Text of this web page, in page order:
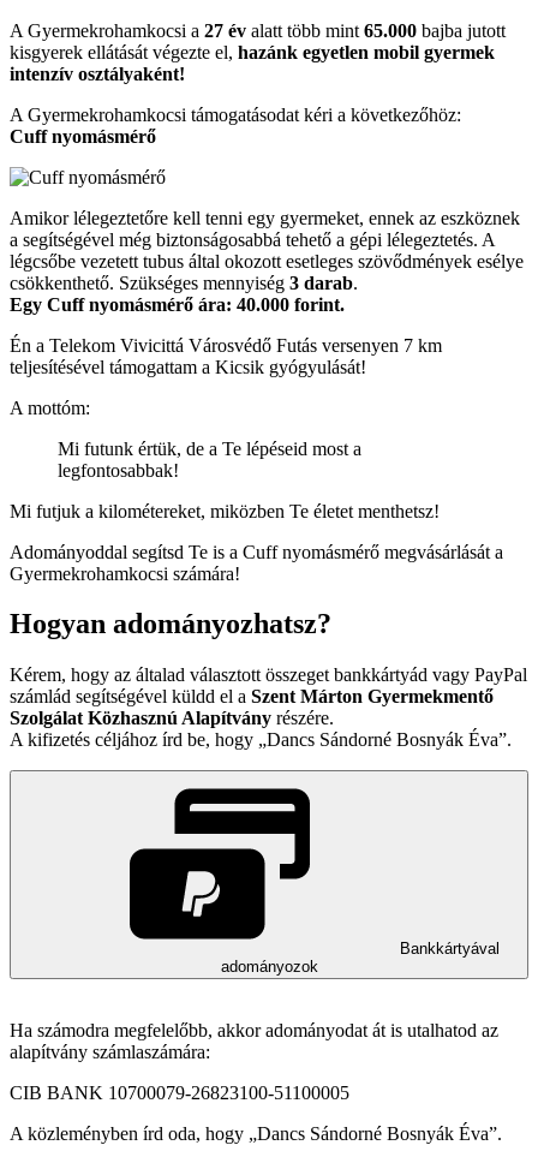
A Gyermekrohamkocsi a 27 év alatt több mint 65.000 bajba jutott
kisgyerek ellátását végezte el, hazánk egyetlen mobil gyermek
intenzív osztályaként!
A Gyermekrohamkocsi támogatásodat kéri a következőhöz:
Cuff nyomásmérő
Amikor lélegeztetőre kell tenni egy gyermeket, ennek az eszköznek
a segítségével még biztonságosabbá tehető a gépi lélegeztetés. A
légcsőbe vezetett tubus által okozott esetleges szövődmények esélye
csökkenthető. Szükséges mennyiség 3 darab.
Egy Cuff nyomásmérő ára: 40.000 forint.
Én a Telekom Vivicittá Városvédő Futás versenyen 7 km
teljesítésével támogattam a Kicsik gyógyulását!
A mottóm:
Mi futunk értük, de a Te lépéseid most a
legfontosabbak!
Mi futjuk a kilométereket, miközben Te életet menthetsz!
Adományoddal segítsd Te is a Cuff nyomásmérő megvásárlását a
Gyermekrohamkocsi számára!
Hogyan adományozhatsz?
Kérem, hogy az általad választott összeget bankkártyád vagy PayPal
számlád segítségével küldd el a Szent Márton Gyermekmentő
Szolgálat Közhasznú Alapítvány részére.
A kifizetés céljához írd be, hogy
Dancs Sándorné Bosnyák Éva .
Bankkártyával
adományozok
Ha számodra megfelelőbb, akkor adományodat át is utalhatod az
alapítvány számlaszámára:
CIB BANK 10700079-26823100-51100005
A közleményben írd oda, hogy
Dancs Sándorné Bosnyák Éva .